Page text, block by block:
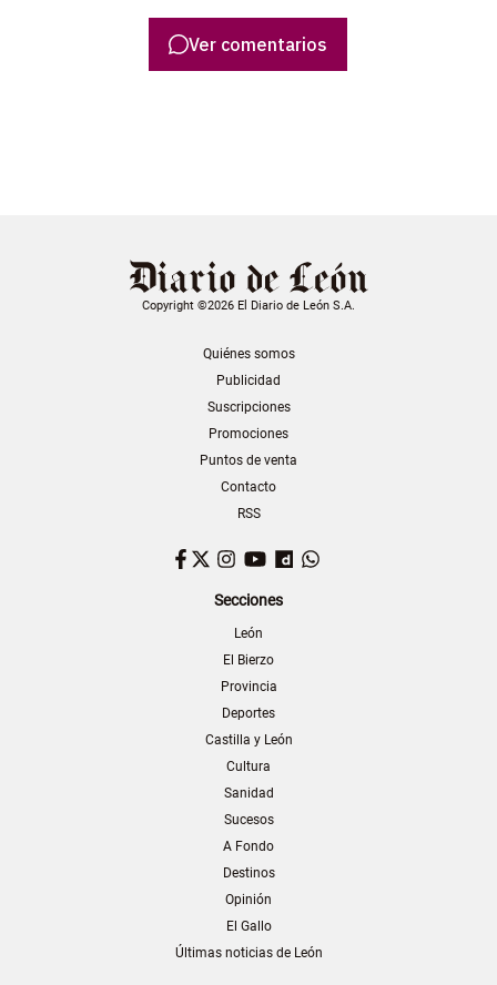
Ver comentarios
Copyright ©2026 El Diario de León S.A.
Quiénes somos
Publicidad
Suscripciones
Promociones
Puntos de venta
Contacto
RSS
Facebook
TwitterInstagram
YouTubeDailymotion
Secciones
León
El Bierzo
Provincia
Deportes
Castilla y León
Cultura
Sanidad
Sucesos
A Fondo
Destinos
Opinión
El Gallo
Últimas noticias de León